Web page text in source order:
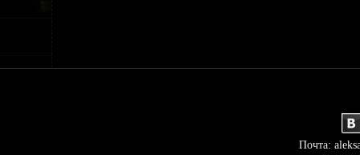
Почта: